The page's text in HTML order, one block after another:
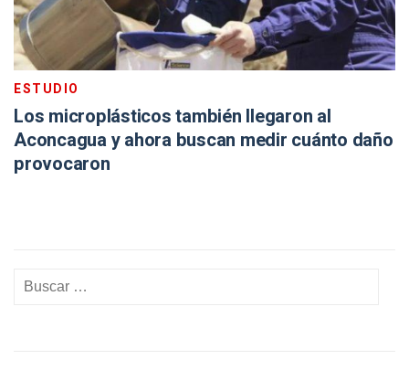
ESTUDIO
Los microplásticos también llegaron al
Aconcagua y ahora buscan medir cuánto daño
provocaron